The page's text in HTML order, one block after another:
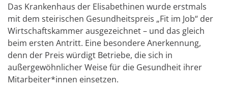
Das Krankenhaus der Elisabethinen wurde erstmals
mit dem steirischen Gesundheitspreis „Fit im Job“ der
Wirtschaftskammer ausgezeichnet – und das gleich
beim ersten Antritt. Eine besondere Anerkennung,
denn der Preis würdigt Betriebe, die sich in
außergewöhnlicher Weise für die Gesundheit ihrer
Mitarbeiter*innen einsetzen.